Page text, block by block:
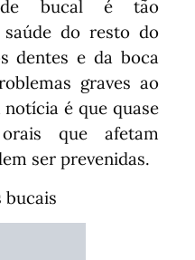
bucal é tão
do resto do
dentes e da boca
graves ao
é que quase
que afetam
ser prevenidas.
bucais